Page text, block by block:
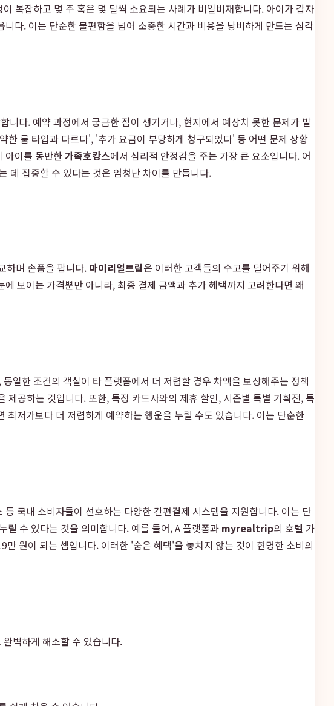
복잡하고 몇 주 혹은 몇 달씩 소요되는 사례가 비일비재합니다. 아이가 갑자
다. 이는 단순한 불편함을 넘어 소중한 시간과 비용을 낭비하게 만드는 심각
니다. 예약 과정에서 궁금한 점이 생기거나, 현지에서 예상치 못한 문제가 발
룸 타입과 다르다', '추가 요금이 부당하게 청구되었다' 등 어떤 문제 상황
아이를 동반한가족호캉스에서 심리적 안정감을 주는 가장 큰 요소입니다. 어
데 집중할 수 있다는 것은 엄청난 차이를 만듭니다.
하며 손품을 팝니다. 마이리얼트립은 이러한 고객들의 수고를 덜어주기 위해
보이는 가격뿐만 아니라, 최종 결제 금액과 추가 혜택까지 고려한다면 왜
일한 조건의 객실이 타 플랫폼에서 더 저렴할 경우 차액을 보상해주는 정책
공하는 것입니다. 또한, 특정 카드사와의 제휴 할인, 시즌별 특별 기획전, 특
저가보다 더 저렴하게 예약하는 행운을 누릴 수도 있습니다. 이는 단순한
등 국내 소비자들이 선호하는 다양한 간편결제 시스템을 지원합니다. 이는 단
수 있다는 것을 의미합니다. 예를 들어, A 플랫폼과 myrealtrip의 호텔 가
원이 되는 셈입니다. 이러한 '숨은 혜택'을 놓치지 않는 것이 현명한 소비의
벽하게 해소할 수 있습니다.